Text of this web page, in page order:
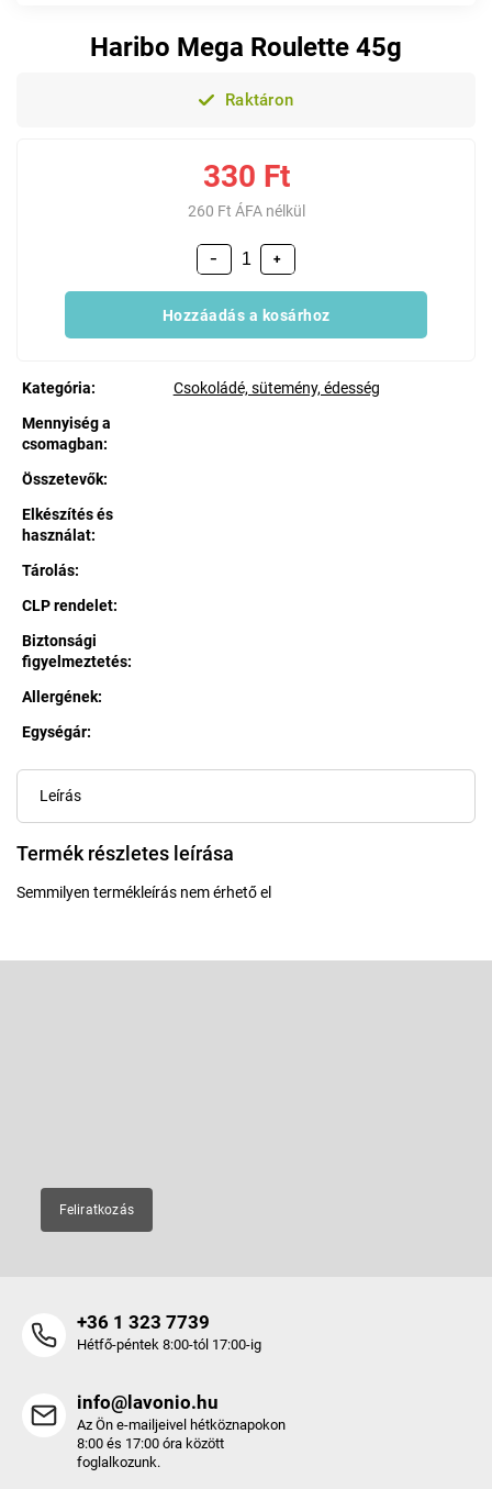
Haribo Mega Roulette 45g
Raktáron
330 Ft
260 Ft ÁFA nélkül
+
−
Hozzáadás a kosárhoz
Kategória:
Csokoládé, sütemény, édesség
Mennyiség a
csomagban:
Összetevők:
Elkészítés és
használat:
Tárolás:
CLP rendelet:
Biztonsági
figyelmeztetés:
Allergének:
Egységár:
Leírás
Termék részletes leírása
Semmilyen termékleírás nem érhető el
Feliratkozás
+36 1 323 7739
Hétfő-péntek 8:00-tól 17:00-ig
info@lavonio.hu
Az Ön e-mailjeivel hétköznapokon
8:00 és 17:00 óra között
foglalkozunk.